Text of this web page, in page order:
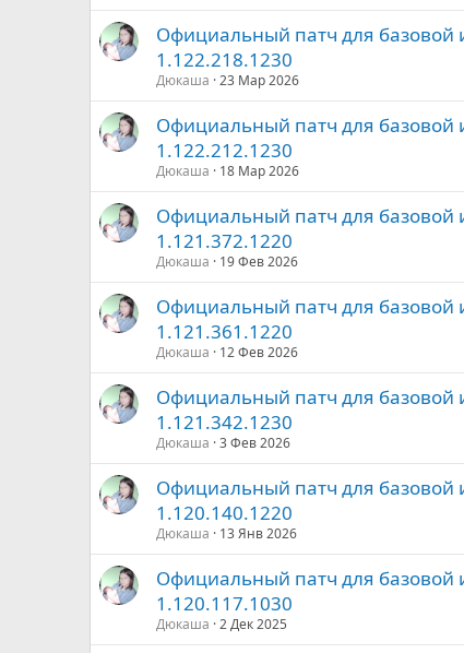
Официальный патч для базовой
1.122.218.1230
Дюкаша 23 Мар 2026
Официальный патч для базовой
1.122.212.1230
Дюкаша 18 Мар 2026
Официальный патч для базовой
1.121.372.1220
Дюкаша 19 Фев 2026
Официальный патч для базовой
1.121.361.1220
Дюкаша 12 Фев 2026
Официальный патч для базовой
1.121.342.1230
Дюкаша 3 Фев 2026
Официальный патч для базовой
1.120.140.1220
Дюкаша 13 Янв 2026
Официальный патч для базовой
1.120.117.1030
Дюкаша 2 Дек 2025